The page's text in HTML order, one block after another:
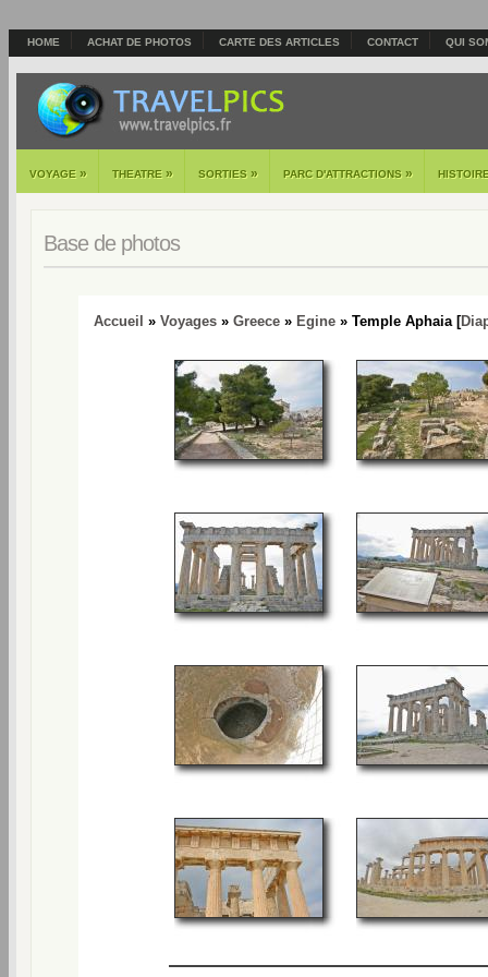
HOME ACHAT DE PHOTOS CARTE DES ARTICLES CONTACT QUI
VOYAGE » THEATRE » SORTIES » PARC D'ATTRACTIONS »
Base de photos
Accueil » Voyages » Greece » Egine » Temple Aphaia [